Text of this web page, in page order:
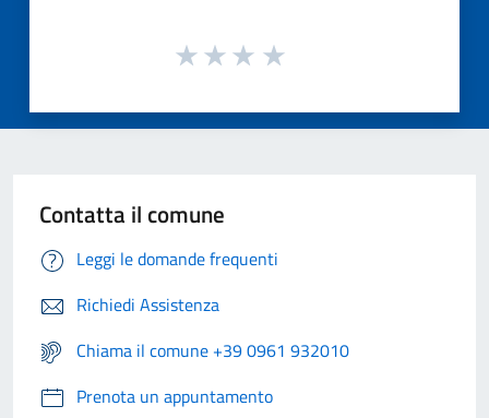
Contatta il comune
Leggi le domande frequenti
Richiedi Assistenza
Chiama il comune +39 0961 932010
Prenota un appuntamento